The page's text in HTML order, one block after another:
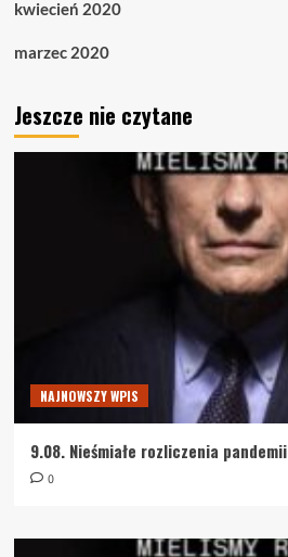
kwiecień 2020
marzec 2020
Jeszcze nie czytane
NAJNOWSZY WPIS
9.08. Nieśmiałe rozliczenia pandemii
0